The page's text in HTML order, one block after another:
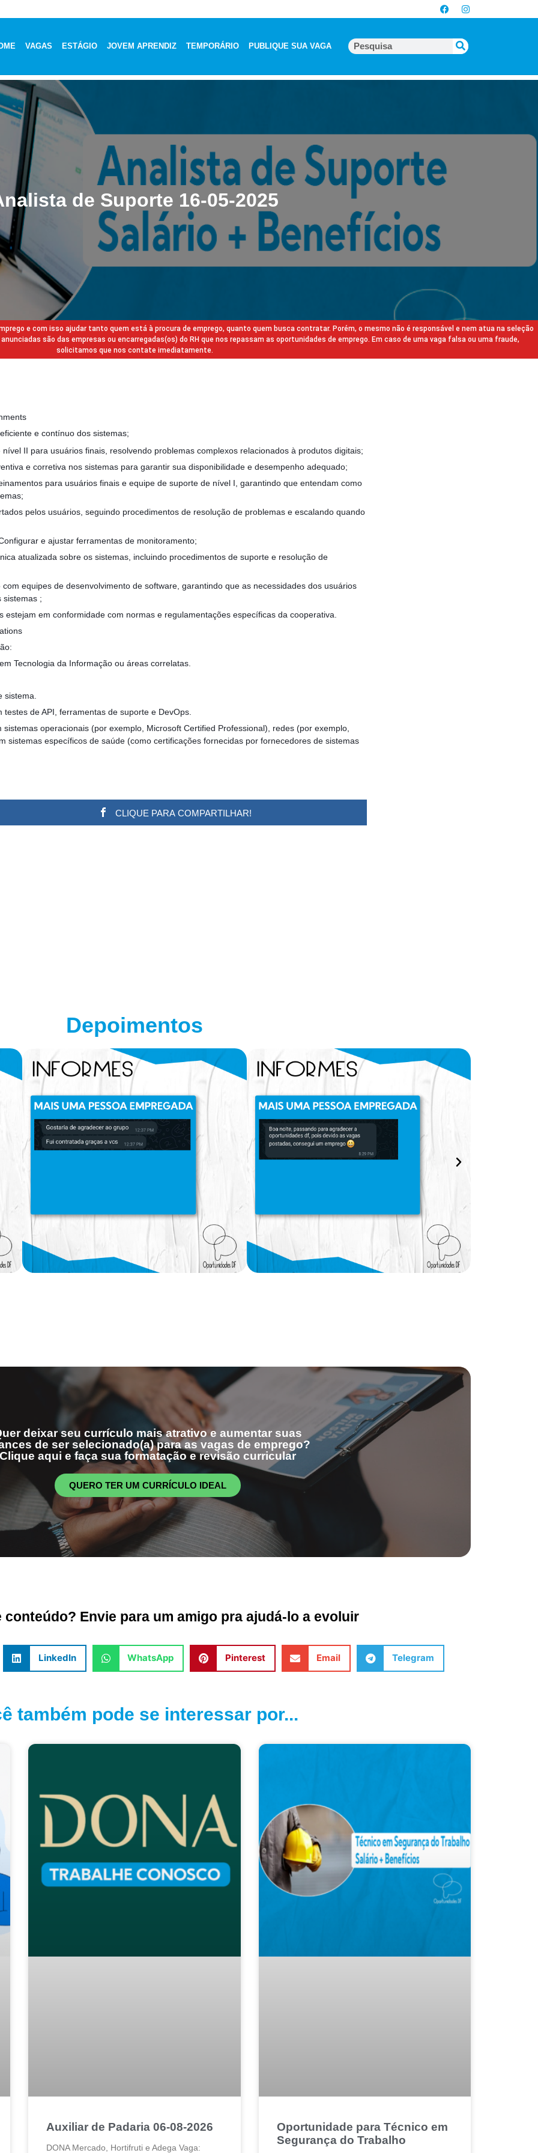
VAGAS ESTÁGIO JOVEM APRENDIZ TEMPORÁRIO PUBLIQUE SUA VAGA
de Suporte 16-05-2025
e com isso ajudar tanto quem está à procura de emprego, quanto quem busca contratar. Porém, o mesmo não é responsável e nem atua na seleção
são das empresas ou encarregadas(os) do RH que nos repassam as oportunidades de emprego. Em caso de uma vaga falsa ou uma fraude,
solicitamos que nos contate imediatamente.
e contínuo dos sistemas;
II para usuários finais, resolvendo problemas complexos relacionados à produtos digitais;
e corretiva nos sistemas para garantir sua disponibilidade e desempenho adequado;
para usuários finais e equipe de suporte de nível I, garantindo que entendam como
pelos usuários, seguindo procedimentos de resolução de problemas e escalando quando
e ajustar ferramentas de monitoramento;
atualizada sobre os sistemas, incluindo procedimentos de suporte e resolução de
equipes de desenvolvimento de software, garantindo que as necessidades dos usuários
sistemas ;
estejam em conformidade com normas e regulamentações específicas da cooperativa.
Tecnologia da Informação ou áreas correlatas.
sistema.
testes de API, ferramentas de suporte e DevOps.
sistemas operacionais (por exemplo, Microsoft Certified Professional), redes (por exemplo,
sistemas específicos de saúde (como certificações fornecidas por fornecedores de sistemas
CLIQUE PARA COMPARTILHAR!
Depoimentos
deixar seu currículo mais atrativo e aumentar suas
de ser selecionado(a) para as vagas de emprego?
aqui e faça sua formatação e revisão curricular
QUERO TER UM CURRÍCULO IDEAL
conteúdo? Envie para um amigo pra ajudá-lo a evoluir
LinkedIn WhatsApp Pinterest Email Telegram
também pode se interessar por...
Auxiliar de Padaria 06-08-2026
DONA Mercado, Hortifruti e Adega Vaga:
Oportunidade para Técnico em
Segurança do Trabalho